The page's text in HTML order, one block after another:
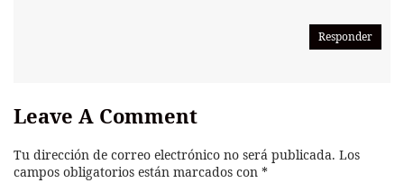
Responder
Leave A Comment
Tu dirección de correo electrónico no será publicada. Los
campos obligatorios están marcados con *